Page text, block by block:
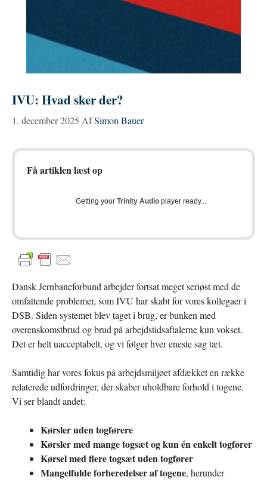
IVU: Hvad sker der?
1. december 2025 AfSimon Bauer
Få artiklen læst op
Getting your Trinity Audio player ready...
Dansk Jernbaneforbund arbejder fortsat meget seriøst med de
omfattende problemer, som IVU har skabt for vores kollegaer i
DSB. Siden systemet blev taget i brug, er bunken med
overenskomstbrud og brud på arbejdstidsaftalerne kun vokset.
Det er helt uacceptabelt, og vi følger hver eneste sag tæt.
Samtidig har vores fokus på arbejdsmiljøet afdækket en række
relaterede udfordringer, der skaber uholdbare forhold i togene.
Vi ser blandt andet:
Kørsler uden togførere
Kørsler med mange togsæt og kun én enkelt togfører
Kørsel med flere togsæt uden togfører
Mangelfulde forberedelser af togene, herunder